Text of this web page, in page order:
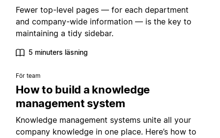
Fewer top-level pages — for each department
and company-wide information — is the key to
maintaining a tidy sidebar.
5 minuters läsning
För team
How to build a knowledge
management system
Knowledge management systems unite all your
company knowledge in one place. Here’s how to